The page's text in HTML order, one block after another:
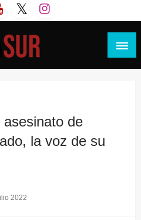
de
la voz de su
2022